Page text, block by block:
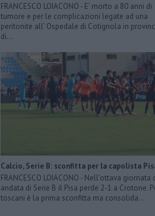
FRANCESCO LOIACONO - E’ morto a 80 anni di
tumore e per le complicazioni legate ad una
peritonite all’ Ospedale di Cotignola in
di...
Calcio, Serie B: sconfitta per la capolista
FRANCESCO LOIACONO - Nell’ottava giornata
andata di Serie B il Pisa perde 2-1 a Crotone.
toscani è la prima sconfitta ma consolida...